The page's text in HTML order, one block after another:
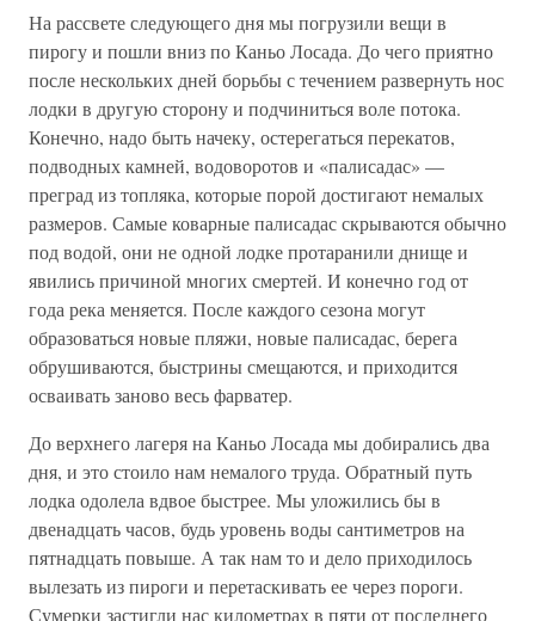
На рассвете следующего дня мы погрузили вещи в
пирогу и пошли вниз по Каньо Лосада. До чего приятно
после нескольких дней борьбы с течением развернуть нос
лодки в другую сторону и подчиниться воле потока.
Конечно, надо быть начеку, остерегаться перекатов,
подводных камней, водоворотов и «палисадас» —
преград из топляка, которые порой достигают немалых
размеров. Самые коварные палисадас скрываются обычно
под водой, они не одной лодке протаранили днище и
явились причиной многих смертей. И конечно год от
года река меняется. После каждого сезона могут
образоваться новые пляжи, новые палисадас, берега
обрушиваются, быстрины смещаются, и приходится
осваивать заново весь фарватер.
До верхнего лагеря на Каньо Лосада мы добирались два
дня, и это стоило нам немалого труда. Обратный путь
лодка одолела вдвое быстрее. Мы уложились бы в
двенадцать часов, будь уровень воды сантиметров на
пятнадцать повыше. А так нам то и дело приходилось
вылезать из пироги и перетаскивать ее через пороги.
Сумерки застигли нас километрах в пяти от последнего